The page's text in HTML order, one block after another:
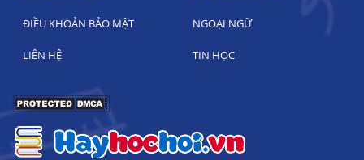
ĐIỀU KHOẢN BẢO MẬT NGOẠI NGỮ
LIÊN HỆ TIN HỌC